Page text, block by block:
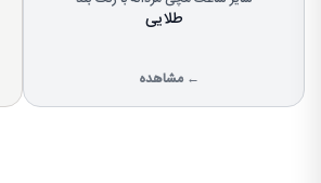
طلایی
← مشاهده